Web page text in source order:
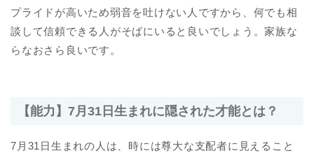
プライドが高いため弱音を吐けない人ですから、何でも相
談して信頼できる人がそばにいると良いでしょう。家族な
らなおさら良いです。
【能力】7月31日生まれに隠された才能とは？
7月31日生まれの人は、時には尊大な支配者に見えること